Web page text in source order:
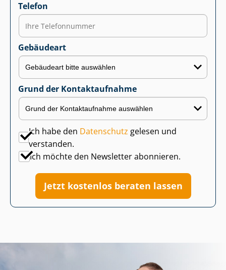
Telefon
Gebäudeart
Grund der Kontaktaufnahme
Ich habe den Datenschutz gelesen und
verstanden.
Ich möchte den Newsletter abonnieren.
Jetzt kostenlos beraten lassen